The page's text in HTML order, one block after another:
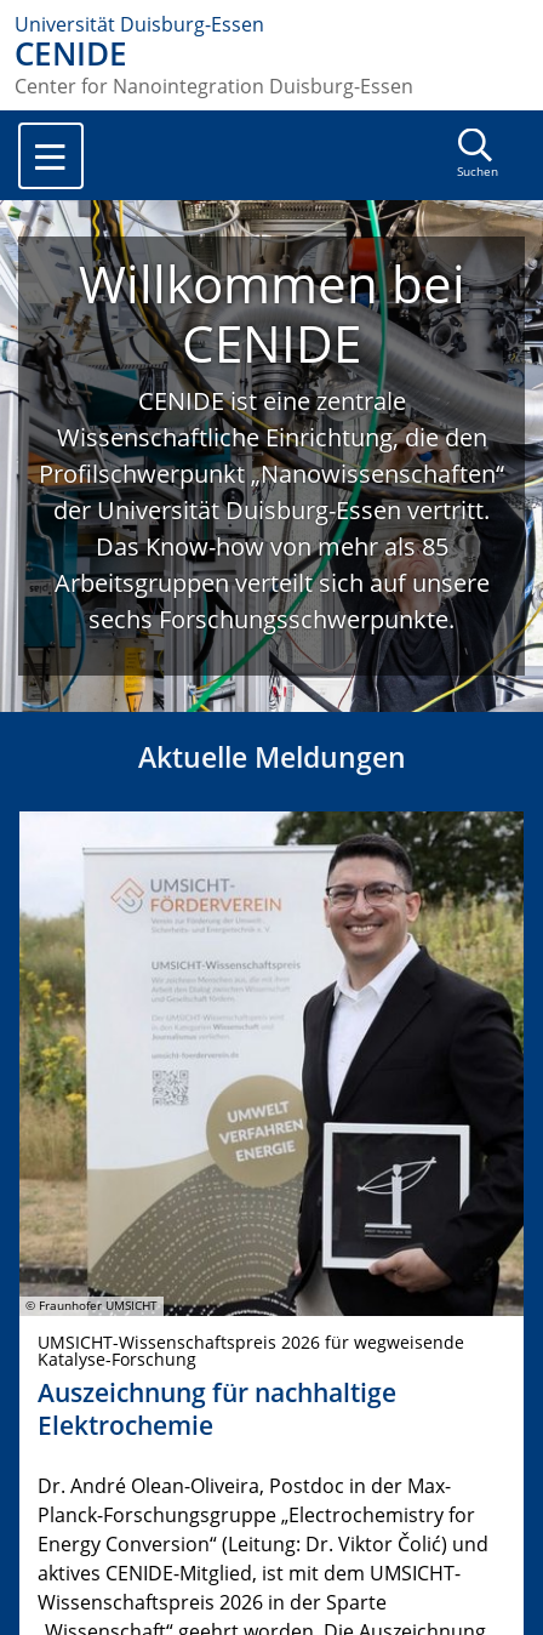
Universität Duisburg-Essen
CENIDE
Center for Nanointegration Duisburg-Essen
Suchen
Willkommen bei
CENIDE
CENIDE ist eine zentrale
Wissenschaftliche Einrichtung, die den
Profilschwerpunkt „Nanowissenschaften“
der Universität Duisburg-Essen vertritt.
Das Know-how von mehr als 85
Arbeitsgruppen verteilt sich auf unsere
sechs Forschungsschwerpunkte.
Aktuelle Meldungen
© Fraunhofer UMSICHT
UMSICHT-Wissenschaftspreis 2026 für wegweisende
Katalyse-Forschung
Auszeichnung für nachhaltige
Elektrochemie
Dr. André Olean-Oliveira, Postdoc in der Max-
Planck-Forschungsgruppe „Electrochemistry for
Energy Conversion“ (Leitung: Dr. Viktor Čolić) und
aktives CENIDE-Mitglied, ist mit dem UMSICHT-
Wissenschaftspreis 2026 in der Sparte